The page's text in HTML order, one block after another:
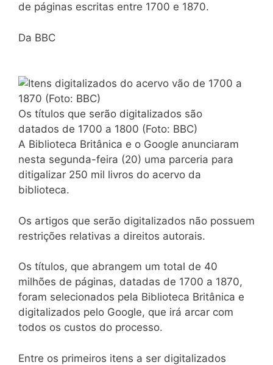
de páginas escritas entre 1700 e 1870.
Da BBC
Os títulos que serão digitalizados são
datados de 1700 a 1800 (Foto: BBC)
A Biblioteca Britânica e o Google anunciaram
nesta segunda-feira (20) uma parceria para
ditigalizar 250 mil livros do acervo da
biblioteca.
Os artigos que serão digitalizados não possuem
restrições relativas a direitos autorais.
Os títulos, que abrangem um total de 40
milhões de páginas, datadas de 1700 a 1870,
foram selecionados pela Biblioteca Britânica e
digitalizados pelo Google, que irá arcar com
todos os custos do processo.
Entre os primeiros itens a ser digitalizados